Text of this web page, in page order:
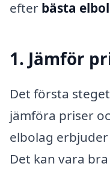
efter bästa
1. Jämför
Det första
jämföra priser
elbolag
Det kan vara